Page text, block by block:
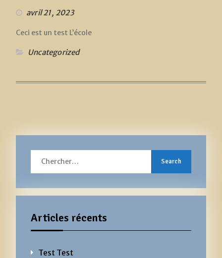
avril 21, 2023
Ceci est un test L’école
Uncategorized
Articles récents
Test Test